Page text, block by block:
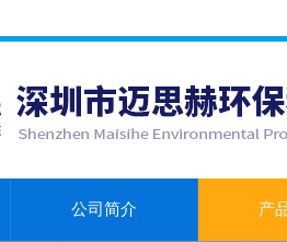
公司简介 产